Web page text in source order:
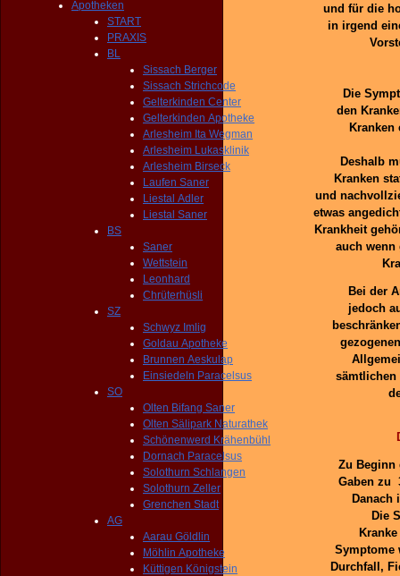
Apotheken
START
PRAXIS
BL
Sissach Berger
Sissach Strichcode
Gelterkinden Center
Gelterkinden Apotheke
Arlesheim Ita Wegman
Arlesheim Lukasklinik
Arlesheim Birseck
Laufen Saner
Liestal Adler
Liestal Saner
BS
Saner
Wettstein
Leonhard
Chrüterhüsli
SZ
Schwyz Imlig
Goldau Apotheke
Brunnen Aeskulap
Einsiedeln Paracelsus
SO
Olten Bifang Saner
Olten Sälipark Naturathek
Schönenwerd Krähenbühl
Dornach Paracelsus
Solothurn Schlangen
Solothurn Zeller
Grenchen Stadt
AG
Aarau Göldlin
Möhlin Apotheke
Küttigen Königstein
und für die
in irgend
Die
den
Deshalb
Kranken
und
etwas
Krankheit
auch wenn
Bei der
jedoch
sämtlichen
Zu Beginn
Gaben zu
Danach
Die
Symptome
Durchfall,